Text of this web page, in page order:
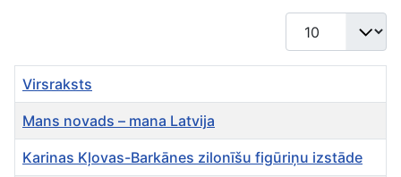
Rādīt #
Virsraksts
Mans novads – mana Latvija
Karinas Kļovas-Barkānes zilonīšu figūriņu izstāde